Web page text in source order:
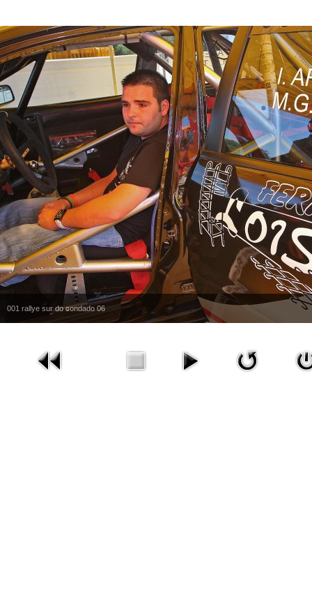
001 rallye sur do condado 06